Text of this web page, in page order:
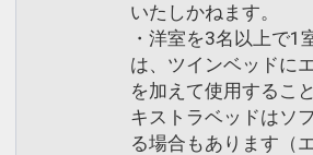
いたしかねます。
・洋室を3名以上で1
は、ツインベッドに
を加えて使用するこ
キストラベッドはソ
る場合もあります（